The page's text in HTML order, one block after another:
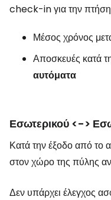
check-in για την πτήση
Μέσος χρόνος
Αποσκευές κατά
αυτόματα
Εσωτερικού <->
Κατά την έξοδο από το
στον χώρο της πύλης
Δεν υπάρχει έλεγχος